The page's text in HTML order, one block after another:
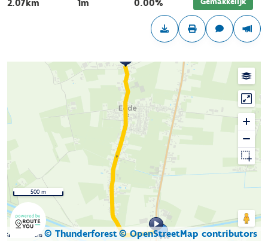
2.07km 1m 0.00%
Kaartgegevens © Thunderforest© OpenStreetMap contributors
500 m